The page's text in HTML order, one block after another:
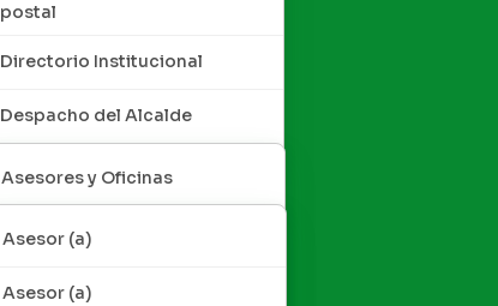
postal
Directorio Institucional
Despacho del Alcalde
Asesores y Oficinas
Asesor (a)
Asesor (a)